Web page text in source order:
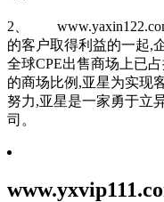
2、
的客户取得利益的一起,
全球CPE出售商场上已
的商场比例,亚星为实现
努力,亚星是一家勇于立
司。